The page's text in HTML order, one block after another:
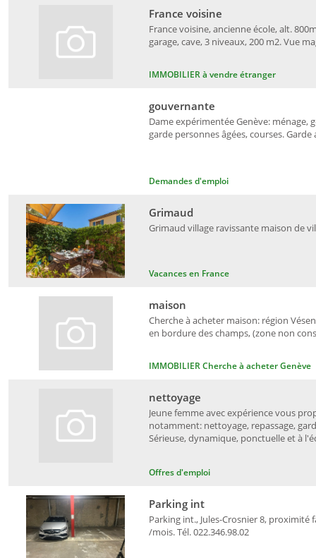
IMMOBILIER à vendre étranger
France voisine, ancienne école, alt.
garage, cave, 3 niveaux, 200 m2. Vue
France voisine
Demandes d'emploi
Dame expérimentée Genève:
garde personnes âgées, courses.
gouvernante
Vacances en France
Grimaud village ravissante maison de
Grimaud
IMMOBILIER Cherche à acheter Genève
Cherche à acheter maison: région
en bordure des champs, (zone non
maison
Offres d'emploi
Jeune femme avec expérience vous
notamment: nettoyage, repassage,
Sérieuse, dynamique, ponctuelle et à
nettoyage
Parking int., Jules-Crosnier 8, proximité
/mois. Tél. 022.346.98.02
Parking int